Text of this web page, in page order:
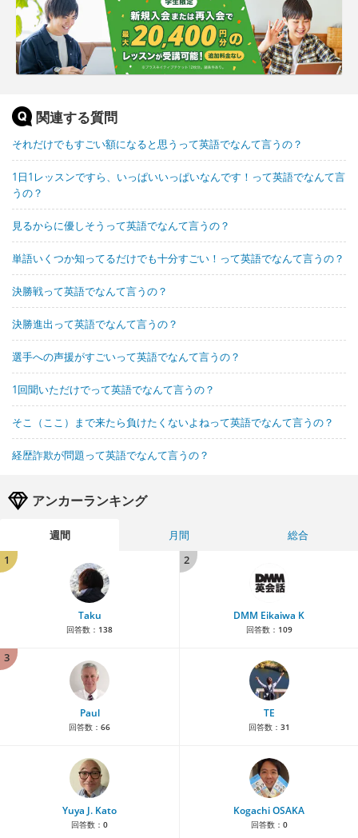
関連する質問
それだけでもすごい額になると思うって英語でなんて言うの？
1日1レッスンですら、いっぱいいっぱいなんです！って英語でなんて言
うの？
見るからに優しそうって英語でなんて言うの？
単語いくつか知ってるだけでも十分すごい！って英語でなんて言うの？
決勝戦って英語でなんて言うの？
決勝進出って英語でなんて言うの？
選手への声援がすごいって英語でなんて言うの？
1回聞いただけでって英語でなんて言うの？
そこ（ここ）まで来たら負けたくないよねって英語でなんて言うの？
経歴詐欺が問題って英語でなんて言うの？
アンカーランキング
週間 月間
総合
1
Taku
回答数： 138
2
DMM Eikaiwa K
回答数： 109
3
Paul
回答数： 66
TE
回答数： 31
Yuya J. Kato
回答数： 0
Kogachi OSAKA
回答数： 0